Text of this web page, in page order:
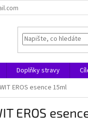
Doplňky stravy
EROS esence 15ml
EROS